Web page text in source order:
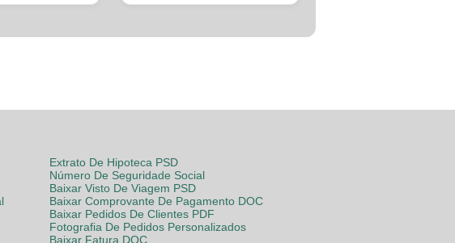
Extrato De Hipoteca PSD
Número De Seguridade Social
Baixar Visto De Viagem PSD
Baixar Comprovante De Pagamento DOC
Baixar Pedidos De Clientes PDF
Fotografia De Pedidos Personalizados
Baixar Fatura DOC